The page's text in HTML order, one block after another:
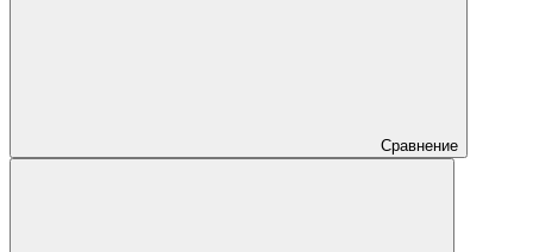
Сравнение